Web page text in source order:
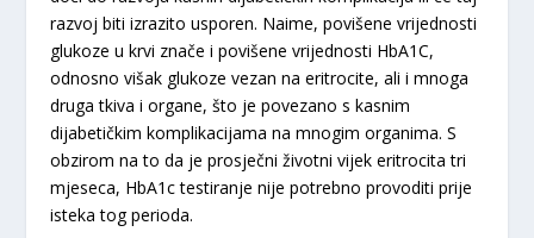
razvoj biti izrazito usporen. Naime, povišene vrijednosti
glukoze u krvi znače i povišene vrijednosti HbA1C,
odnosno višak glukoze vezan na eritrocite, ali i mnoga
druga tkiva i organe, što je povezano s kasnim
dijabetičkim komplikacijama na mnogim organima. S
obzirom na to da je prosječni životni vijek eritrocita tri
mjeseca, HbA1c testiranje nije potrebno provoditi prije
isteka tog perioda.